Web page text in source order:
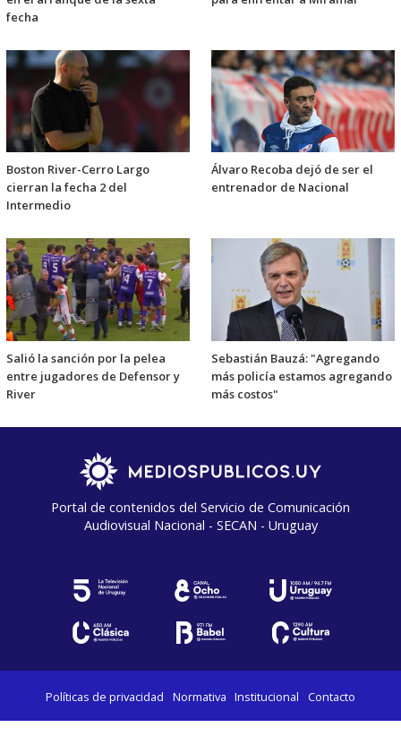
fecha
Boston River-Cerro Largo
cierran la fecha 2 del
Intermedio
Álvaro Recoba dejó de ser el
entrenador de Nacional
Salió la sanción por la pelea
entre jugadores de Defensor y
River
Sebastián Bauzá: "Agregando
más policía estamos agregando
más costos"
Portal de contenidos del Servicio de Comunicación
Audiovisual Nacional - SECAN - Uruguay
Políticas de privacidad Normativa Institucional Contacto